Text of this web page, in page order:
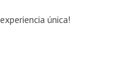
única!